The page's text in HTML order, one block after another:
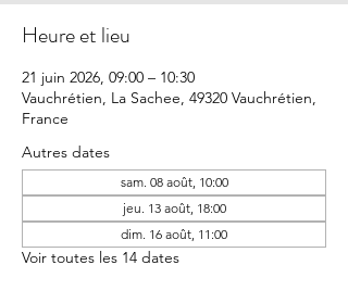
Heure et lieu
21 juin 2026, 09:00 – 10:30
Vauchrétien, La Sachee, 49320 Vauchrétien,
France
Autres dates
sam. 08 août, 10:00
jeu. 13 août, 18:00
dim. 16 août, 11:00
Voir toutes les 14 dates